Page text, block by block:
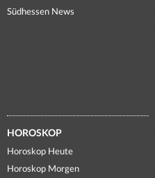
Südhessen News
HOROSKOP
Horoskop Heute
Horoskop Morgen